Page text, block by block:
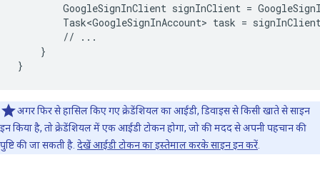
GoogleSignInClient signInClient =
Task<GoogleSignInAccount> task =
//
...
}
}
अगर फिर से हासिल किए गए क्रेडेंशियल का आईडी, डिवाइस से किसी खाते से साइन
इन किया है, तो क्रेडेंशियल में एक आईडी टोकन होगा, जो की मदद से अपनी पहचान की
पुष्टि की जा सकती है. देखें आईडी टोकन का इस्तेमाल करके साइन इन करें